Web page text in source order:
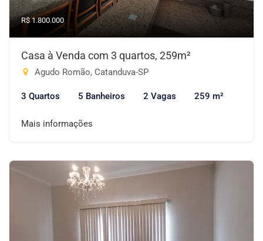
R$ 1.800.000
Casa à Venda com 3 quartos, 259m²
Agudo Romão, Catanduva-SP
3 Quartos 5 Banheiros 2 Vagas 259 m²
Mais informações